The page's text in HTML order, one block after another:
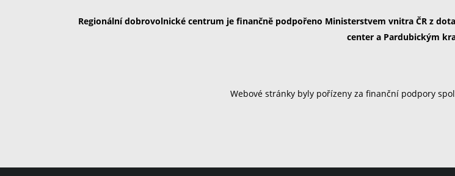
Regionální dobrovolnické centrum je finančně podpořeno Ministerstvem vnitra ČR z
center a Pardubickým
Webové stránky byly pořízeny za finanční podpory